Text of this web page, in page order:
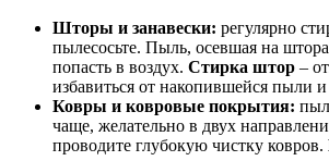
Шторы и занавески: регулярно
пылесосьте. Пыль, осевшая на
попасть в воздух. Стирка штор –
избавиться от накопившейся пыли
Ковры и ковровые покрытия:
чаще, желательно в двух
проводите глубокую чистку ковров.